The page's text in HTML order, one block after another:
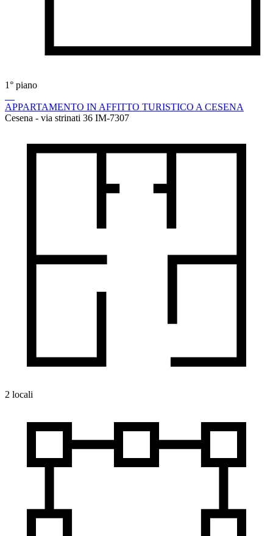
1° piano
APPARTAMENTO IN AFFITTO TURISTICO A CESENA
Cesena - via strinati 36 IM-7307
2 locali